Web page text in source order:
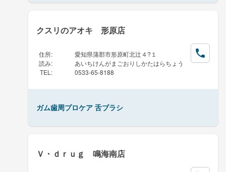
クスリのアオキ 形原店
住所:
愛知県蒲郡市形原町北辻４?１
読み:
あいちけんがまごおりしかたはらちょう
TEL : 0533-65-8188
ガム歯周プロケア 舌ブラシ
Ｖ・ｄｒｕｇ 鳴海南店